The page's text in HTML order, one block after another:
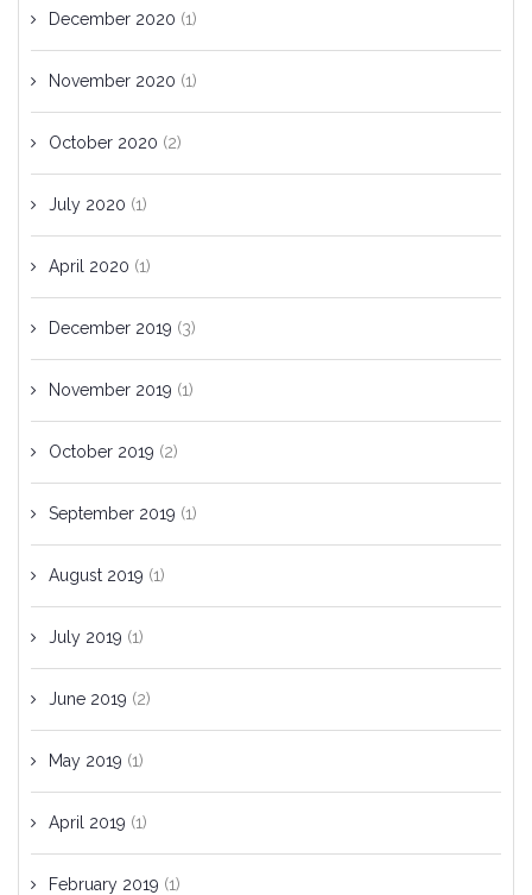
December 2020 (1)
November 2020 (1)
October 2020 (2)
July 2020 (1)
April 2020 (1)
December 2019 (3)
November 2019 (1)
October 2019 (2)
September 2019 (1)
August 2019 (1)
July 2019 (1)
June 2019 (2)
May 2019 (1)
April 2019 (1)
February 2019 (1)